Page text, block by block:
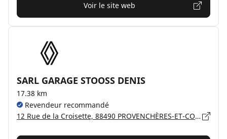
Voir le site web
SARL GARAGE STOOSS DENIS
17.38 km
Revendeur recommandé
12 Rue de la Croisette, 88490 PROVENCHÈRES-ET-COLROY